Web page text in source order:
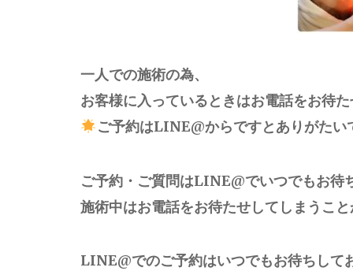
一人での施術の為、
お客様に入っているときはお電話をお待
ご予約はLINE@からですとありがたい
ご予約・ご質問はLINE@でいつでもお待
施術中はお電話をお待たせしてしまうこ
LINE@でのご予約はいつでもお待ちして